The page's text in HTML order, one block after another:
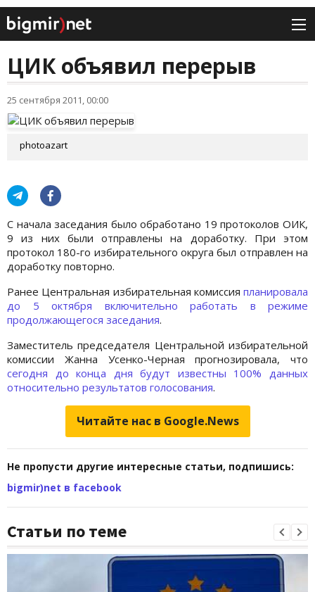
ЦИК объявил перерыв
25 сентября 2011, 00:00
photoazart
С начала заседания было обработано 19 протоколов ОИК,
9 из них были отправлены на доработку. При этом
протокол 180-го избирательного округа был отправлен на
доработку повторно.
Ранее Центральная избирательная комиссия планировала
до 5 октября включительно работать в режиме
продолжающегося заседания.
Заместитель председателя Центральной избирательной
комиссии Жанна Усенко-Черная прогнозировала, что
сегодня до конца дня будут известны 100% данных
относительно результатов голосования.
Читайте нас в Google.News
Не пропусти другие интересные статьи, подпишись:
bigmir)net в facebook
Статьи по теме